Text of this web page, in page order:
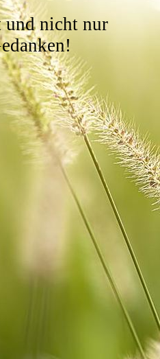
und nicht nur